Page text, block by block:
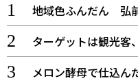
地域色ふんだん 弘
ターゲットは観光客
メロン酵母で仕込ん